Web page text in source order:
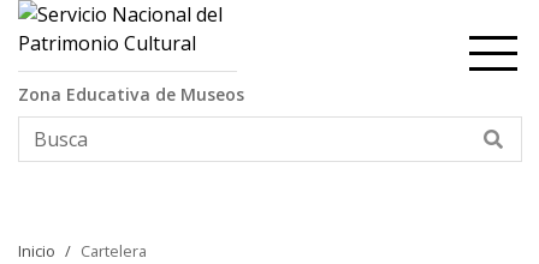
Contenido principal
Zona Educativa de Museos
Inicio Cartelera